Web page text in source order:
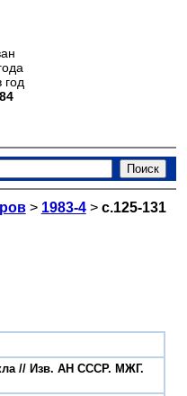
год
> 1983-4> с.125-131
// Изв. АН СССР. МЖГ.